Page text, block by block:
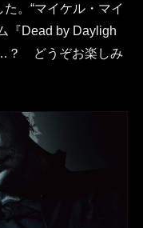
。“マイケル・マイ
『Dead by Dayligh
？ どうぞお楽しみ